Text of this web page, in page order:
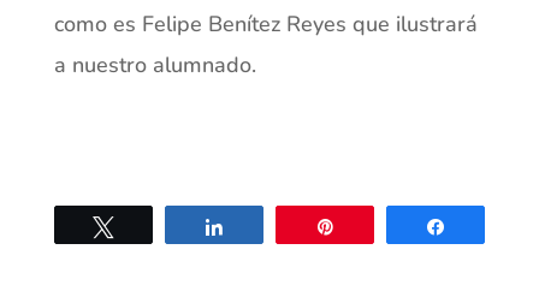
como es Felipe Benítez Reyes que ilustrará
a nuestro alumnado.